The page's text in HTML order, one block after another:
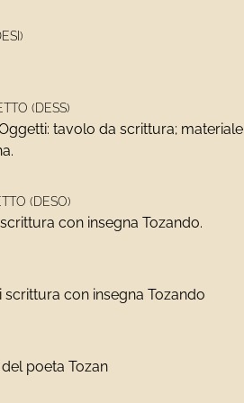
(DESS)
tavolo da scrittura; materiale
(DESO)
con insegna Tozando.
con insegna Tozando
poeta Tozan